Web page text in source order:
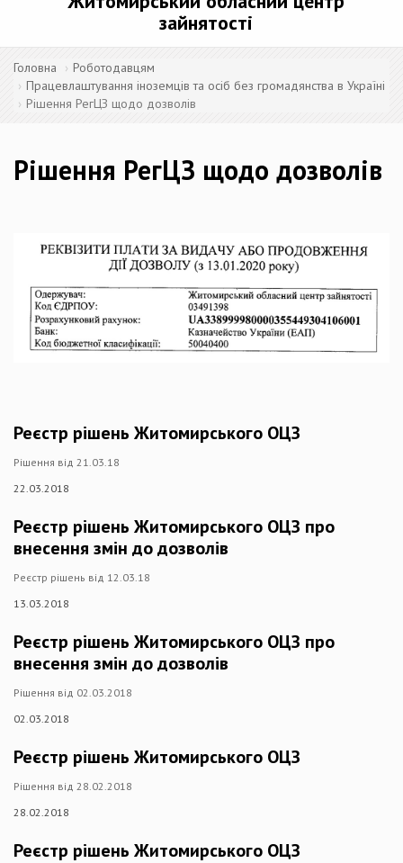
зайнятості
Головна
Роботодавцям
Працевлаштування іноземців та осіб без громадянства в Україні
Рішення РегЦЗ щодо дозволів
Рішення РегЦЗ щодо дозволів
Реєстр рішень Житомирського ОЦЗ
Рішення від 21.03.18
22.03.2018
Реєстр рішень Житомирського ОЦЗ про
внесення змін до дозволів
Реєстр рішень від 12.03.18
13.03.2018
Реєстр рішень Житомирського ОЦЗ про
внесення змін до дозволів
Рішення від 02.03.2018
02.03.2018
Реєстр рішень Житомирського ОЦЗ
Рішення від 28.02.2018
28.02.2018
Реєстр рішень Житомирського ОЦЗ